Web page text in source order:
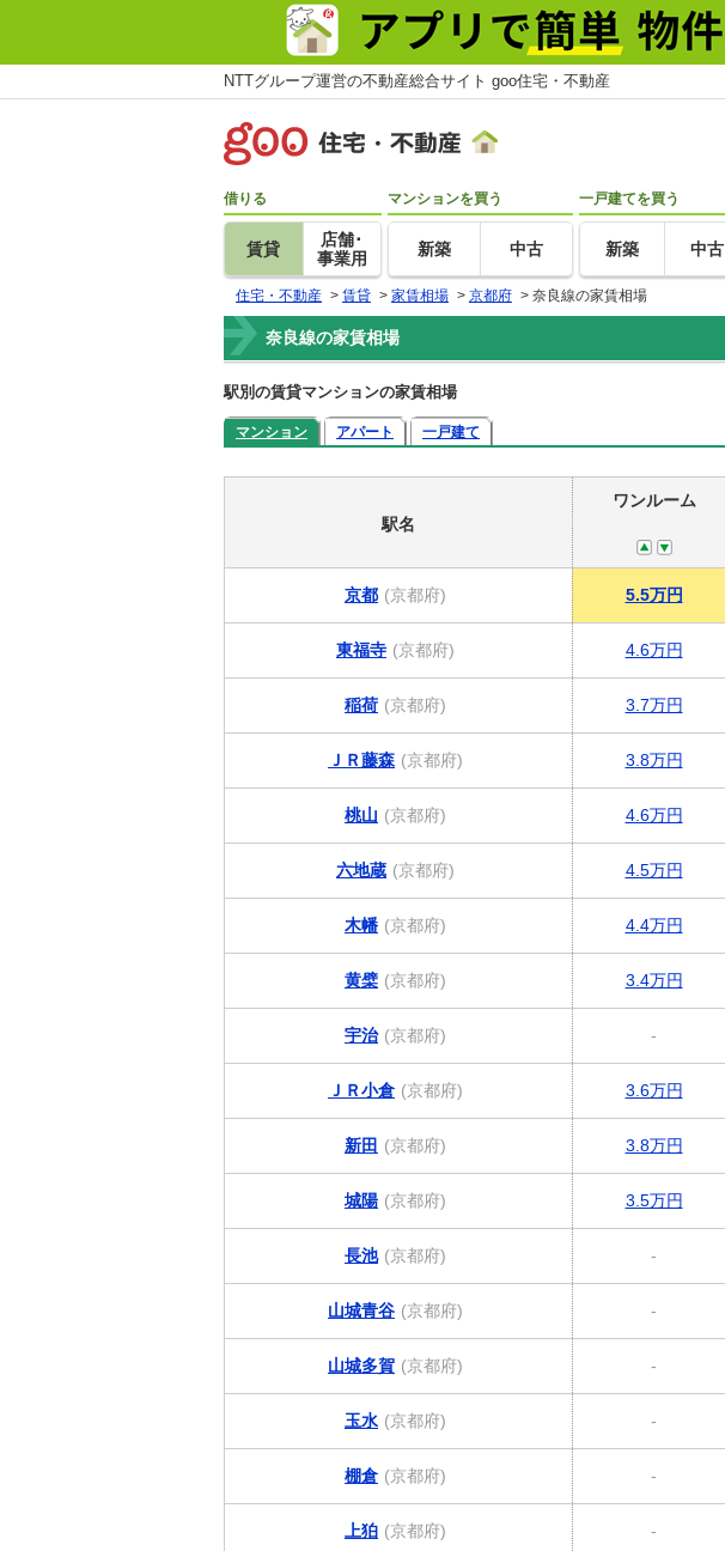
NTTグループ運営の不動産総合サイト goo住宅・不動産
借りる
賃貸
店舗･
事業用
マンションを買う
新築 中古
一戸建てを買う
新築 中古
住宅・不動産 > 賃貸 > 家賃相場 > 京都府 > 奈良線の家賃相場
奈良線の家賃相場
駅別の賃貸マンションの家賃相場
マンション アパート 一戸建て
駅名
ワンルーム
京都 (京都府) 5.5万円
東福寺 (京都府) 4.6万円
稲荷 (京都府) 3.7万円
ＪＲ藤森 (京都府) 3.8万円
桃山 (京都府) 4.6万円
六地蔵 (京都府) 4.5万円
木幡 (京都府) 4.4万円
黄檗 (京都府) 3.4万円
宇治 (京都府) -
ＪＲ小倉 (京都府) 3.6万円
新田 (京都府) 3.8万円
城陽 (京都府) 3.5万円
長池 (京都府) -
山城青谷 (京都府) -
山城多賀 (京都府) -
玉水 (京都府) -
棚倉 (京都府) -
上狛 (京都府) -